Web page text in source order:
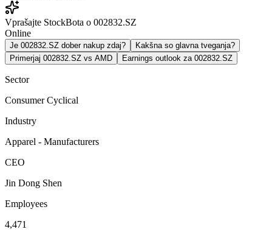
Vprašajte StockBota o 002832.SZ
Online
Je 002832.SZ dober nakup zdaj?
Kakšna so glavna tveganja?
Primerjaj 002832.SZ vs AMD
Earnings outlook za 002832.SZ
Sector
Consumer Cyclical
Industry
Apparel - Manufacturers
CEO
Jin Dong Shen
Employees
4,471